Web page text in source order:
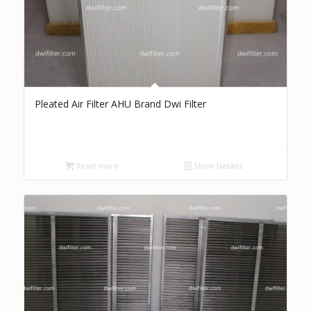
Pleated Air Filter AHU Brand Dwi Filter
Read more Show Details